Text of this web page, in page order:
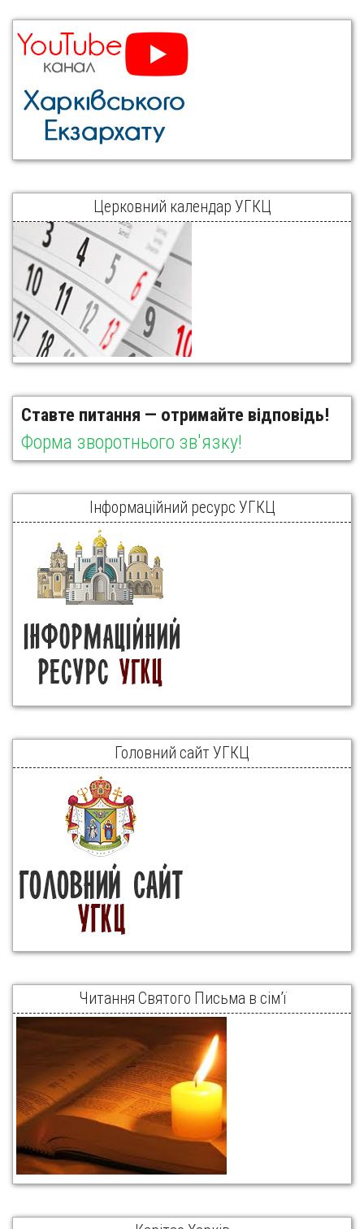
Церковний календар УГКЦ
Ставте питання — отримайте відповідь!
Форма зворотнього зв'язку!
Інформаційний ресурс УГКЦ
Головний сайт УГКЦ
Читання Святого Письма в сім’ї